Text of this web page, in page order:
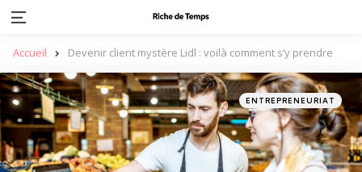
Menu
Accueil Devenir client mystère Lidl : voilà comment s’y prendre
Categories
Posted
in
ENTREPRENEURIAT